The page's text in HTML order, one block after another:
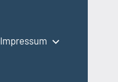
Impressum